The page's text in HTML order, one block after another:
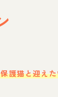
護猫と迎え